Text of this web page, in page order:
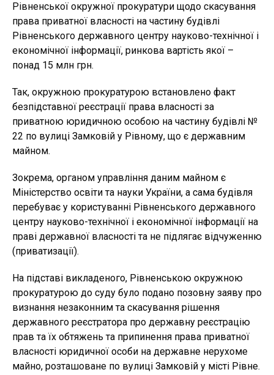
Рівненської окружної прокуратури щодо скасування
права приватної власності на частину будівлі
Рівненського державного центру науково-технічної і
економічної інформації, ринкова вартість якої –
понад 15 млн грн.
Так, окружною прокуратурою встановлено факт
безпідставної реєстрації права власності за
приватною юридичною особою на частину будівлі №
22 по вулиці Замковій у Рівному, що є державним
майном.
Зокрема, органом управління даним майном є
Міністерство освіти та науки України, а сама будівля
перебуває у користуванні Рівненського державного
центру науково-технічної і економічної інформації на
праві державної власності та не підлягає відчуженню
(приватизації).
На підставі викладеного, Рівненською окружною
прокуратурою до суду було подано позовну заяву про
визнання незаконним та скасування рішення
державного реєстратора про державну реєстрацію
прав та їх обтяжень та припинення права приватної
власності юридичної особи на державне нерухоме
майно, розташоване по вулиці Замковій у місті Рівне.